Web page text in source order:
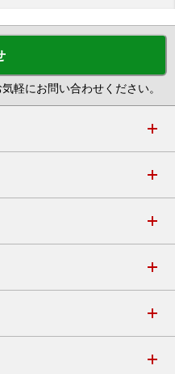
軽にお問い合わせください。